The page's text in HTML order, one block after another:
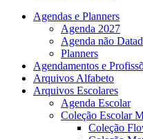
Agendas e Planners
Agenda 2027
Agenda não
Planners
Agendamentos e
Arquivos Alfabeto
Arquivos Escolares
Agenda Escolar
Coleção Escolar
Coleção